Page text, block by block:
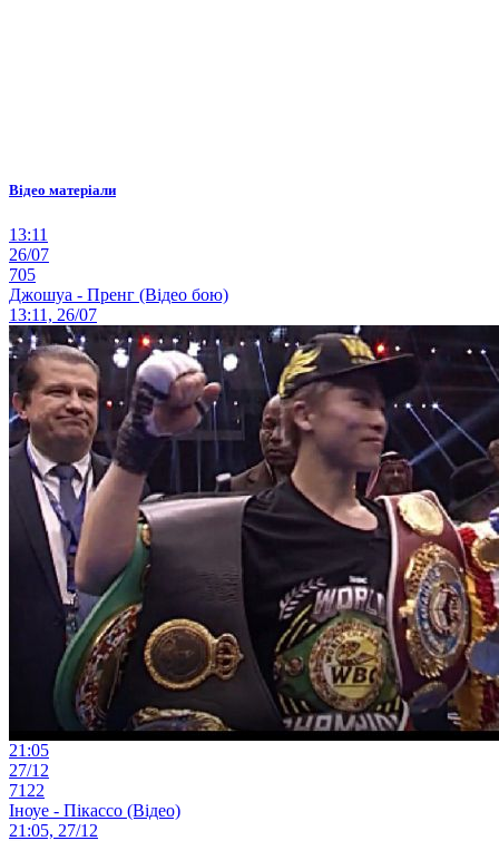
Відео матеріали
13:11
26/07
705
Джошуа - Пренг (Відео бою)
13:11, 26/07
21:05
27/12
7122
Іноуе - Пікассо (Відео)
21:05, 27/12